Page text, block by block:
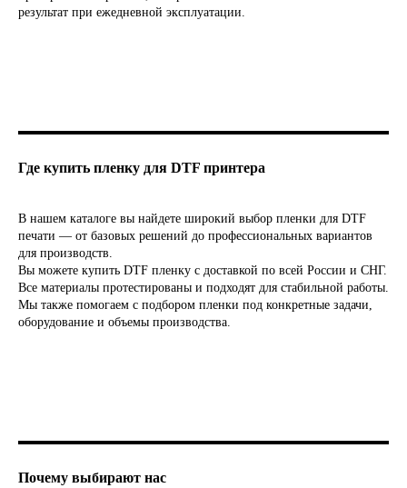
результат при ежедневной эксплуатации.
Где купить пленку для DTF принтера
В нашем каталоге вы найдете широкий выбор пленки для DTF
печати — от базовых решений до профессиональных вариантов
для производств.
Вы можете купить DTF пленку с доставкой по всей России и СНГ.
Все материалы протестированы и подходят для стабильной работы.
Мы также помогаем с подбором пленки под конкретные задачи,
оборудование и объемы производства.
Почему выбирают нас
конфиденциальности
Отправить
обработку персональных данных и
соглашаетесь c политикой
ЗАКАЗАТЬ ЗВОНОК